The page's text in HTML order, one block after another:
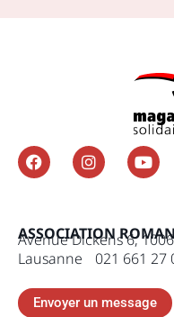
ASSOCIATION
Avenue Dickens 6, 1006
Lausanne 021 661 27
Envoyer un message